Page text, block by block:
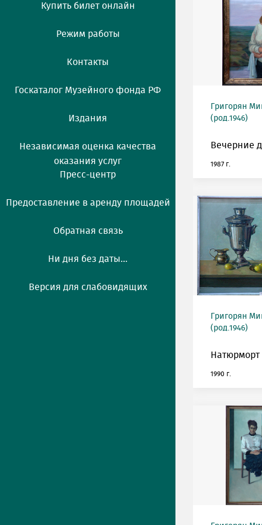
Купить билет онлайн
Режим работы
Контакты
Госкаталог Музейного фонда РФ
Издания
Независимая оценка качества
оказания услуг
Пресс-центр
Предоставление в аренду площадей
Обратная связь
Ни дня без даты...
Версия для слабовидящих
Григорян
(род.1946)
Вечерние
1987 г.
Григорян
(род.1946)
1990 г.